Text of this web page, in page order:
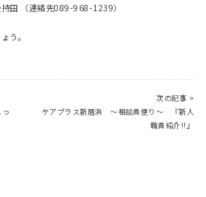
田 （連絡先089-968-1239）
う。
次の記事 >
ケアプラス新居浜 ～相談員便り～ 『新人
職員紹介!!』